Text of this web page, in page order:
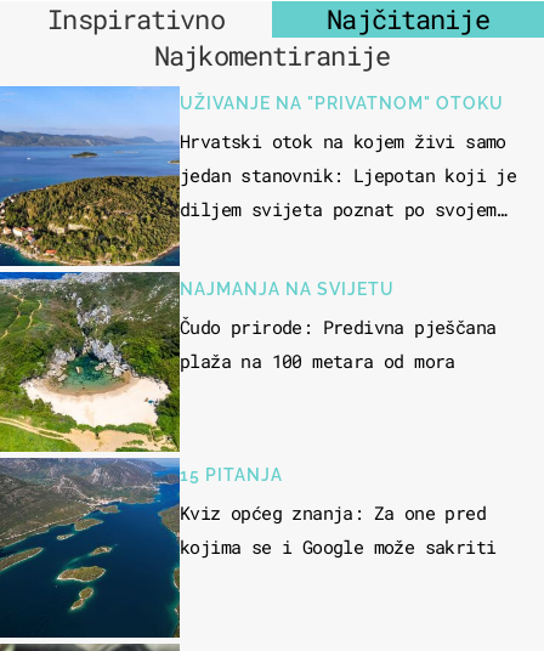
Inspirativno
Najčitanije
Najkomentiranije
UŽIVANJE NA "PRIVATNOM" OTOKU
Hrvatski otok na kojem živi samo
jedan stanovnik: Ljepotan koji je
diljem svijeta poznat po svojem
NAJMANJA NA SVIJETU
Čudo prirode: Predivna pješčana
plaža na 100 metara od mora
15 PITANJA
Kviz općeg znanja: Za one pred
kojima se i Google može sakriti